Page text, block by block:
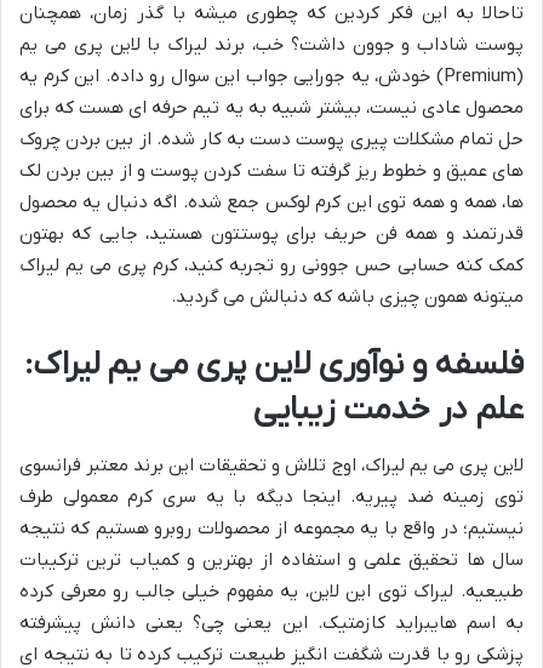
تاحالا به این فکر کردین که چطوری میشه با گذر زمان، همچنان
پوست شاداب و جوون داشت؟ خب، برند لیراک با لاین پری می یم
(Premium) خودش، یه جورایی جواب این سوال رو داده. این کرم یه
محصول عادی نیست، بیشتر شبیه به یه تیم حرفه ای هست که برای
حل تمام مشکلات پیری پوست دست به کار شده. از بین بردن چروک
های عمیق و خطوط ریز گرفته تا سفت کردن پوست و از بین بردن لک
ها، همه و همه توی این کرم لوکس جمع شده. اگه دنبال یه محصول
قدرتمند و همه فن حریف برای پوستتون هستید، جایی که بهتون
کمک کنه حسابی حس جوونی رو تجربه کنید، کرم پری می یم لیراک
میتونه همون چیزی باشه که دنبالش می گردید.
فلسفه و نوآوری لاین پری می یم لیراک:
علم در خدمت زیبایی
لاین پری می یم لیراک، اوج تلاش و تحقیقات این برند معتبر فرانسوی
توی زمینه ضد پیریه. اینجا دیگه با یه سری کرم معمولی طرف
نیستیم؛ در واقع با یه مجموعه از محصولات روبرو هستیم که نتیجه
سال ها تحقیق علمی و استفاده از بهترین و کمیاب ترین ترکیبات
طبیعیه. لیراک توی این لاین، یه مفهوم خیلی جالب رو معرفی کرده
به اسم هایبراید کازمتیک. این یعنی چی؟ یعنی دانش پیشرفته
پزشکی رو با قدرت شگفت انگیز طبیعت ترکیب کرده تا به نتیجه ای